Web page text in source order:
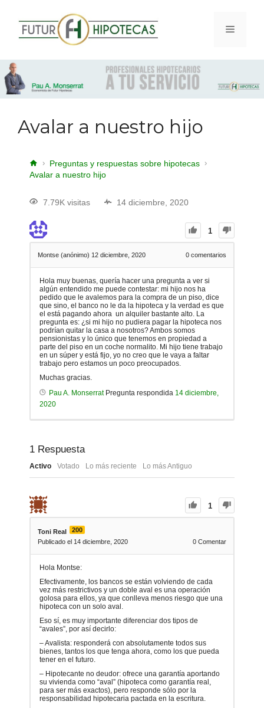
Avalar a nuestro hijo
Preguntas y respuestas sobre hipotecas
Avalar a nuestro hijo
7.79K visitas 14 diciembre, 2020
1
Montse (anónimo) 12 diciembre, 2020 0 comentarios
Hola muy buenas, quería hacer una pregunta a ver si
algún entendido me puede contestar: mi hijo nos ha
pedido que le avalemos para la compra de un piso, dice
que sino, el banco no le da la hipoteca y la verdad es que
el está pagando ahora un alquiler bastante alto. La
pregunta es: ¿si mi hijo no pudiera pagar la hipoteca nos
podrían quitar la casa a nosotros? Ambos somos
pensionistas y lo único que tenemos en propiedad a
parte del piso en un coche normalito. Mi hijo tiene trabajo
en un súper y está fijo, yo no creo que le vaya a faltar
trabajo pero estamos un poco preocupados.
Muchas gracias.
Pau A. MonserratPregunta respondida 14 diciembre,
2020
1 Respuesta
Activo Votado Lo más reciente Lo más Antiguo
1
Toni Real
200
Publicado el 14 diciembre, 2020
0 Comentar
Hola Montse:
Efectivamente, los bancos se están volviendo de cada
vez más restrictivos y un doble aval es una operación
golosa para ellos, ya que conlleva menos riesgo que una
hipoteca con un solo aval.
Eso sí, es muy importante diferenciar dos tipos de
“avales”, por así decirlo:
– Avalista: responderá con absolutamente todos sus
bienes, tantos los que tenga ahora, como los que pueda
tener en el futuro.
– Hipotecante no deudor: ofrece una garantía aportando
su vivienda como “aval” (hipoteca como garantía real,
para ser más exactos), pero responde sólo por la
responsabilidad hipotecaria pactada en la escritura.